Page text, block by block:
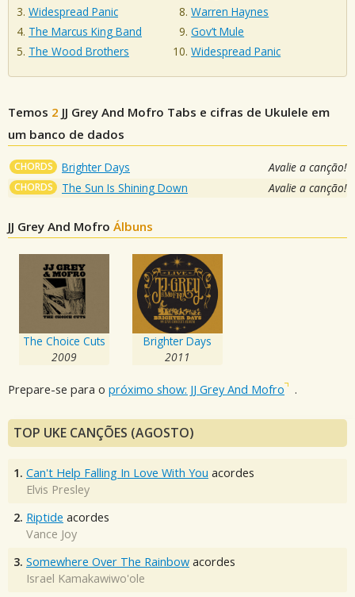
Widespread Panic
The Marcus King Band
The Wood Brothers
Warren Haynes
Gov’t Mule
Widespread Panic
Temos 2 JJ Grey And Mofro Tabs e cifras de Ukulele em
um banco de dados
CHORDS Brighter Days Avalie a canção!
CHORDS The Sun Is Shining Down Avalie a canção!
JJ Grey And Mofro Álbuns
The Choice Cuts
2009
Brighter Days
2011
Prepare-se para o próximo show: JJ Grey And Mofro .
TOP UKE CANÇÕES (AGOSTO)
1. Can't Help Falling In Love With You acordes
Elvis Presley
2. Riptide acordes
Vance Joy
3. Somewhere Over The Rainbow acordes
Israel Kamakawiwo'ole